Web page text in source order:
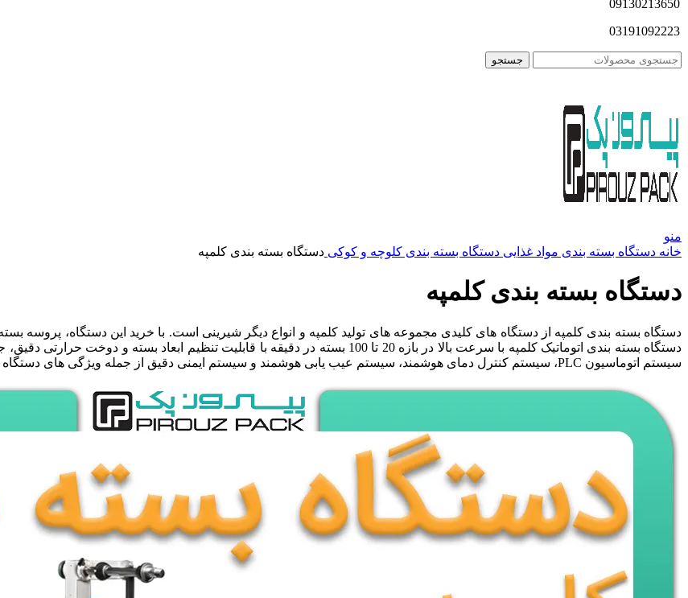
09130213650
03191092223
جستجو
منو
خانه دستگاه بسته بندی مواد غذایی دستگاه بسته بندی کلوچه و کوکی دستگاه بسته بندی کلمپه
دستگاه بسته بندی کلمپه
دستگاه بسته بندی کلمپه از دستگاه های کلیدی مجموعه های تولید کلمپه و انواع دیگر شیرینی است. با خرید این دستگاه، پروسه
دستگاه بسته بندی اتوماتیک کلمپه با سرعت بالا در بازه 20 تا 100 بسته در دقیقه با قابلیت
سیستم اتوماسیون PLC، سیستم کنترل دمای هوشمند، سیستم عیب یابی هوشمند و سیستم ایمنی دقیق از جمله ویژگی های دستگاه بسته بندی کلمپه است.